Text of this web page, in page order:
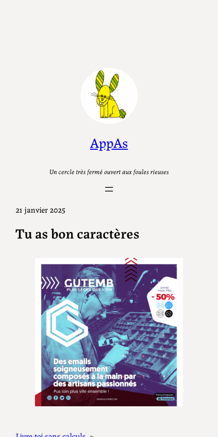
AppAs
Un cercle très fermé ouvert aux foules rieuses
21 janvier 2025
Tu as bon caractères